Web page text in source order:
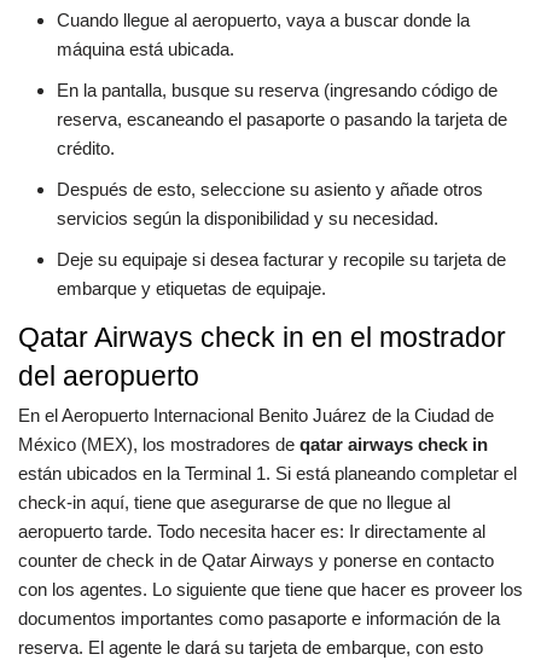
Cuando llegue al aeropuerto, vaya a buscar donde la
máquina está ubicada.
En la pantalla, busque su reserva (ingresando código de
reserva, escaneando el pasaporte o pasando la tarjeta de
crédito.
Después de esto, seleccione su asiento y añade otros
servicios según la disponibilidad y su necesidad.
Deje su equipaje si desea facturar y recopile su tarjeta de
embarque y etiquetas de equipaje.
Qatar Airways check in en el mostrador
del aeropuerto
En el Aeropuerto Internacional Benito Juárez de la Ciudad de
México (MEX), los mostradores de qatar airways check in
están ubicados en la Terminal 1. Si está planeando completar el
check-in aquí, tiene que asegurarse de que no llegue al
aeropuerto tarde. Todo necesita hacer es: Ir directamente al
counter de check in de Qatar Airways y ponerse en contacto
con los agentes. Lo siguiente que tiene que hacer es proveer los
documentos importantes como pasaporte e información de la
reserva. El agente le dará su tarjeta de embarque, con esto